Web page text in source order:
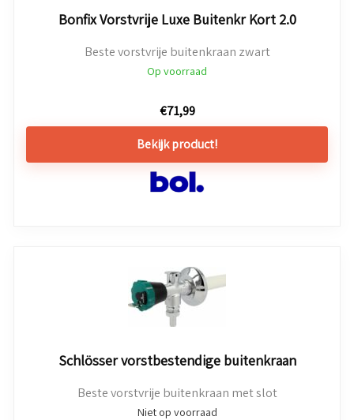
Bonfix Vorstvrije Luxe Buitenkr Kort 2.0
Beste vorstvrije buitenkraan zwart
Op voorraad
€71,99
Bekijk product!
Schlösser vorstbestendige buitenkraan
Beste vorstvrije buitenkraan met slot
Niet op voorraad